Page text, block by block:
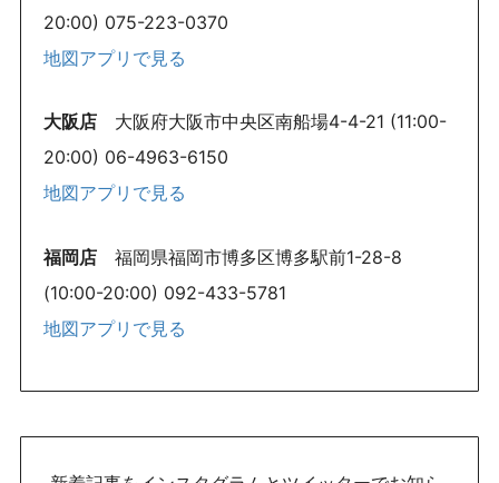
20:00) 075-223-0370
地図アプリで見る
大阪店 大阪府大阪市中央区南船場4-4-21 (11:00-
20:00) 06-4963-6150
地図アプリで見る
福岡店 福岡県福岡市博多区博多駅前1-28-8
(10:00-20:00) 092-433-5781
地図アプリで見る